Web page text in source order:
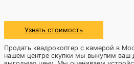
Узнать стоимость
Продать квадрокоптер с камерой в
нашем центре скупки мы выкупим ваш